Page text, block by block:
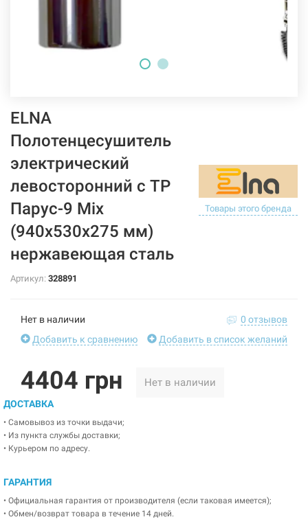
ELNA
Полотенцесушитель
электрический
левосторонний с ТР
Парус-9 Mix
(940х530х275 мм)
нержавеющая сталь
Товары этого бренда
Артикул: 328891
Нет в наличии
0 отзывов
Добавить к сравнению
Добавить в список желаний
4404 грн Нет в наличии
ДОСТАВКА
• Самовывоз из точки выдачи;
• Из пункта службы доставки;
• Курьером по адресу.
ГАРАНТИЯ
• Официальная гарантия от производителя (если таковая имеется);
• Обмен/возврат товара в течение 14 дней.